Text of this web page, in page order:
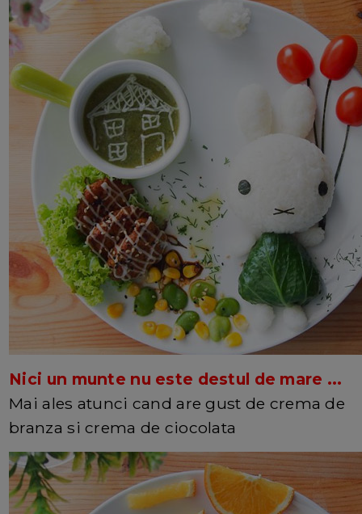
Nici un munte nu este destul de mare ...
Mai ales atunci cand are gust de crema de
branza si crema de ciocolata